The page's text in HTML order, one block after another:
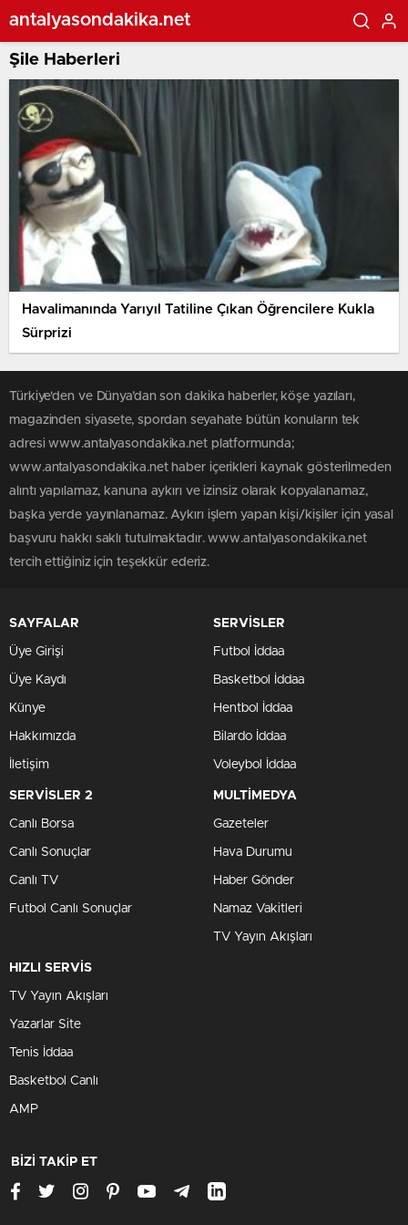
antalyasondakika.net
Şile Haberleri
Havalimanında Yarıyıl Tatiline Çıkan Öğrencilere Kukla
Sürprizi
Türkiye'den ve Dünya’dan son dakika haberler, köşe yazıları,
magazinden siyasete, spordan seyahate bütün konuların tek
adresi www.antalyasondakika.net platformunda;
www.antalyasondakika.net haber içerikleri kaynak gösterilmeden
alıntı yapılamaz, kanuna aykırı ve izinsiz olarak kopyalanamaz,
başka yerde yayınlanamaz. Aykırı işlem yapan kişi/kişiler için yasal
başvuru hakkı saklı tutulmaktadır. www.antalyasondakika.net
tercih ettiğiniz için teşekkür ederiz.
SAYFALAR
Üye Girişi
Üye Kaydı
Künye
Hakkımızda
İletişim
SERVİSLER
Futbol İddaa
Basketbol İddaa
Hentbol İddaa
Bilardo İddaa
Voleybol İddaa
SERVİSLER 2
Canlı Borsa
Canlı Sonuçlar
Canlı TV
Futbol Canlı Sonuçlar
MULTİMEDYA
Gazeteler
Hava Durumu
Haber Gönder
Namaz Vakitleri
TV Yayın Akışları
HIZLI SERVİS
TV Yayın Akışları
Yazarlar Site
Tenis İddaa
Basketbol Canlı
AMP
BİZİ TAKİP ET